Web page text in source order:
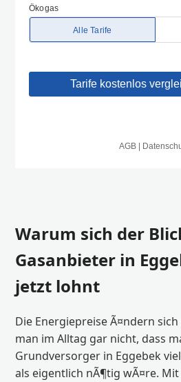
Warum sich der
Gasanbieter in
jetzt lohnt
Die Energiepreise Ã¤ndern
man im Alltag gar nicht, dass
Grundversorger in Eggebek
als eigentlich nÃ¶tig wÃ¤re.